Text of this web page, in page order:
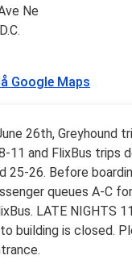
Ne
Google Maps
26th, Greyhound
11 and FlixBus trips
25-26. Before
queues A-C
LATE NIGHTS
building is closed.